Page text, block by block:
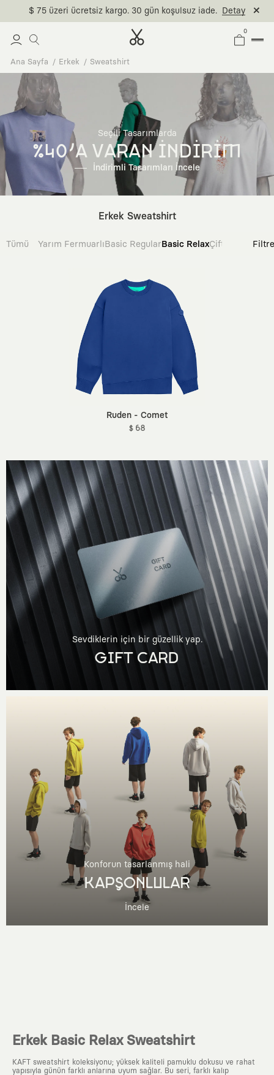
$ 75 üzeri ücretsiz kargo. 30 gün koşulsuz iade. Detay
0
Ana Sayfa Erkek Sweatshirt
Seçili Tasarımlarda
%40'A VARAN İNDİRİM
İndirimli Tasarımları İncele
Erkek Sweatshirt
Tümü Yarım FermuarlıBasic RegularBasic RelaxÇift Taraflı Filtre
Ruden - Comet
$ 68
Sevdiklerin için bir güzellik yap.
GIFT CARD
Konforun tasarlanmış hali
KAPŞONLULAR
İncele
Erkek Basic Relax Sweatshirt
KAFT sweatshirt koleksiyonu; yüksek kaliteli pamuklu dokusu ve rahat
yapısıyla günün farklı anlarına uyum sağlar. Bu seri, farklı kalıp